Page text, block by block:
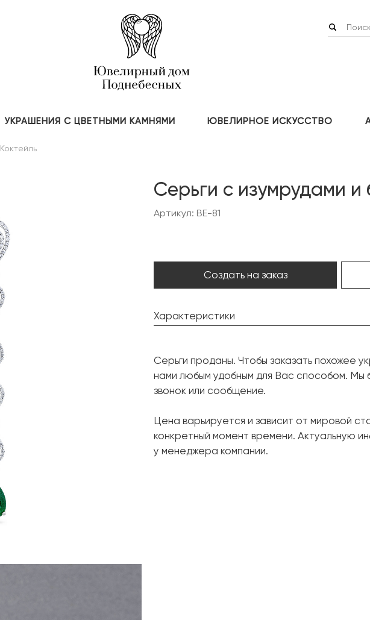
УКРАШЕНИЯ С ЦВЕТНЫМИ КАМНЯМИ ЮВЕЛИРНОЕ ИСКУССТВО
Коктейль
Серьги с изумрудами
Артикул: BE-81
Создать на заказ
Характеристики
Форма огранки:
Бриллиант:
Бриллиант:
Форма огранки:
Серьги проданы. Чтобы заказать похожее
нами любым удобным для Вас способом. Мы
звонок или сообщение.
Цена варьируется и зависит от мировой
конкретный момент времени. Актуальную
у менеджера компании.